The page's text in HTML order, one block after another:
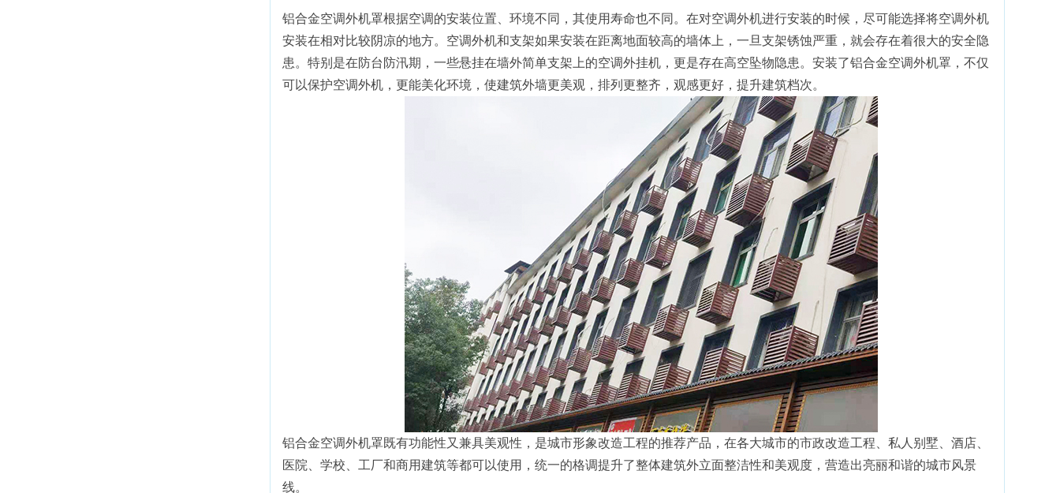
铝合金空调外机罩根据空调的安装位置、环境不同，其使用寿命也不同。在对空调外机进行安装的时候，尽可能选择将空调外机
安装在相对比较阴凉的地方。空调外机和支架如果安装在距离地面较高的墙体上，一旦支架锈蚀严重，就会存在着很大的安全隐
患。特别是在防台防汛期，一些悬挂在墙外简单支架上的空调外挂机，更是存在高空坠物隐患。安装了铝合金空调外机罩，不仅
可以保护空调外机，更能美化环境，使建筑外墙更美观，排列更整齐，观感更好，提升建筑档次。
铝合金空调外机罩既有功能性又兼具美观性，是城市形象改造工程的推荐产品，在各大城市的市政改造工程、私人别墅、酒店、
医院、学校、工厂和商用建筑等都可以使用，统一的格调提升了整体建筑外立面整洁性和美观度，营造出亮丽和谐的城市风景
线。